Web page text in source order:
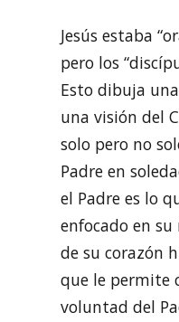
Jesús estaba
pero los
Esto dibuja
una visión del
solo pero no
Padre en
el Padre es lo
enfocado en
de su corazón
que le permite
voluntad del